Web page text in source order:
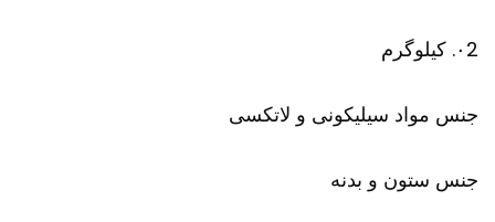
۰2. کیلوگرم
جنس مواد سیلیکونی و لاتکسی
جنس ستون و بدنه